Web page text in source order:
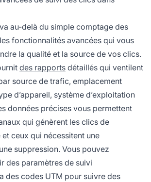
au-delà du simple comptage des
fonctionnalités avancées qui vous
la qualité et la source de vos clics.
des rapports détaillés qui ventilent
source de trafic, emplacement
d’appareil, système d’exploitation
données précises vous permettent
qui génèrent les clics de
ceux qui nécessitent une
suppression. Vous pouvez
des paramètres de suivi
des codes UTM pour suivre des